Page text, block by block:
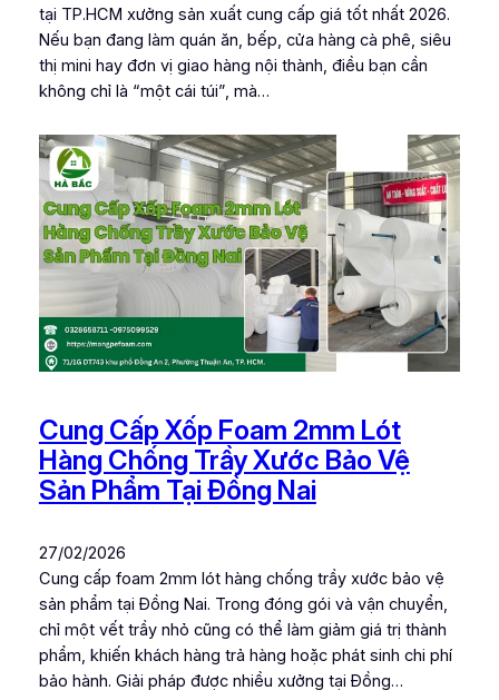
tại TP.HCM xưởng sản xuất cung cấp giá tốt nhất 2026.
Nếu bạn đang làm quán ăn, bếp, cửa hàng cà phê, siêu
thị mini hay đơn vị giao hàng nội thành, điều bạn cần
không chỉ là “một cái túi”, mà…
Cung Cấp Xốp Foam 2mm Lót
Hàng Chống Trầy Xước Bảo Vệ
Sản Phẩm Tại Đồng Nai
27/02/2026
Cung cấp foam 2mm lót hàng chống trầy xước bảo vệ
sản phẩm tại Đồng Nai. Trong đóng gói và vận chuyển,
chỉ một vết trầy nhỏ cũng có thể làm giảm giá trị thành
phẩm, khiến khách hàng trả hàng hoặc phát sinh chi phí
bảo hành. Giải pháp được nhiều xưởng tại Đồng…